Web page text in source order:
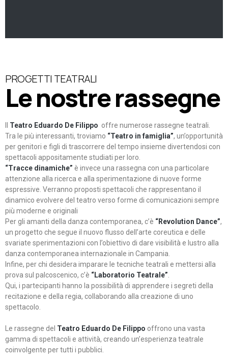
PROGETTI TEATRALI
Le nostre rassegne
Teatro Eduardo De Filippo offre numerose rassegne teatrali.
Tra le più interessanti, troviamo “Teatro in famiglia”, un’opportunità
per genitori e figli di trascorrere del tempo insieme divertendosi con
spettacoli appositamente studiati per loro.
“Tracce dinamiche” è invece una rassegna con una particolare
attenzione alla ricerca e alla sperimentazione di nuove forme
espressive. Verranno proposti spettacoli che rappresentano il
dinamico evolvere del teatro verso forme di comunicazioni sempre
più moderne e originali
Per gli amanti della danza contemporanea, c’è “Revolution Dance”,
un progetto che segue il nuovo flusso dell’arte coreutica e delle
svariate sperimentazioni con l’obiettivo di dare visibilità e lustro alla
danza contemporanea internazionale in Campania.
Infine, per chi desidera imparare le tecniche teatrali e mettersi alla
prova sul palcoscenico, c’è “Laboratorio Teatrale”
Qui, i partecipanti hanno la possibilità di apprendere i segreti della
recitazione e della regia, collaborando alla creazione di uno
spettacolo.
Le rassegne del Teatro Eduardo De Filippo offrono una vasta
gamma di spettacoli e attività, creando un’esperienza teatrale
coinvolgente per tutti i pubblici.